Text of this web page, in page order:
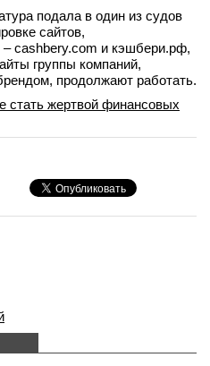
подала в один из судов
сайтов,
cashbery.com и кэшбери.рф,
группы компаний,
продолжают работать.
стать жертвой финансовых